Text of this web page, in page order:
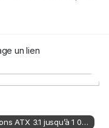
un lien
Sharkoon lance des alimentations ATX 3.1 jusqu’à 1 000 W à moins de 100 €